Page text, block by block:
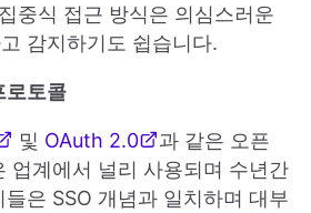
중식 접근 방식은 의심스러운
감지하기도 쉽습니다.
로토콜
및 OAuth 2.0
과 같은 오픈
업계에서 널리 사용되며 수년간
은 SSO 개념과 일치하며 대부